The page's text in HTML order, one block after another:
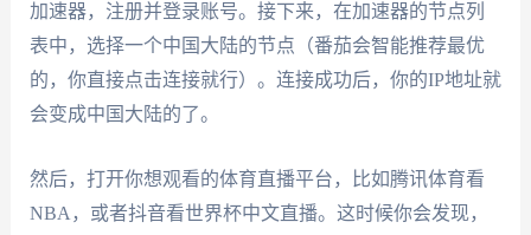
加速器，注册并登录账号。接下来，在加速器的节点列
表中，选择一个中国大陆的节点（番茄会智能推荐最优
的，你直接点击连接就行）。连接成功后，你的IP地址就
会变成中国大陆的了。
然后，打开你想观看的体育直播平台，比如腾讯体育看
NBA，或者抖音看世界杯中文直播。这时候你会发现，